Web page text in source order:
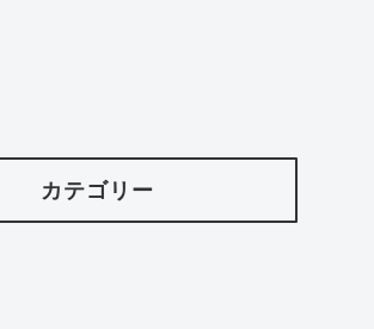
カテゴリー